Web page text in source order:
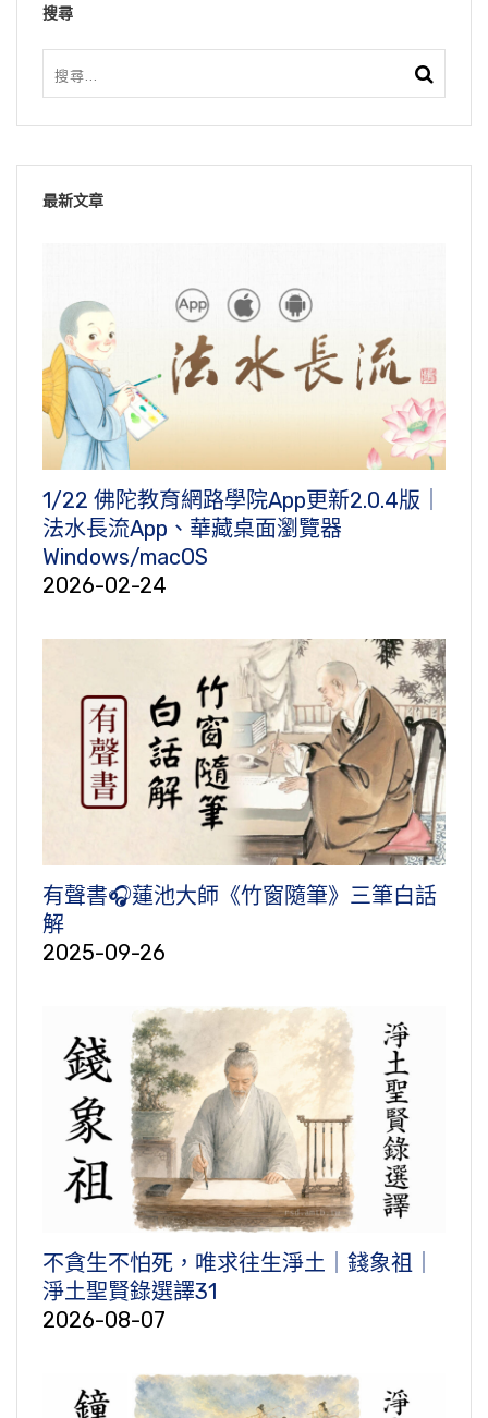
搜尋
最新文章
1/22 佛陀教育網路學院App更新2.0.4版｜
法水長流App、華藏桌面瀏覽器
Windows/macOS
2026-02-24
有聲書🎧蓮池大師《竹窗隨筆》三筆白話
解
2025-09-26
不貪生不怕死，唯求往生淨土｜錢象祖｜
淨土聖賢錄選譯31
2026-08-07